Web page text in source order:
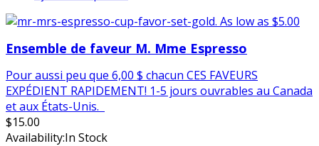
Ensemble de faveur M. Mme Espresso
Pour aussi peu que 6,00 $ chacun CES FAVEURS
EXPÉDIENT RAPIDEMENT! 1-5 jours ouvrables au Canada
et aux États-Unis.
$15.00
Availability:In Stock